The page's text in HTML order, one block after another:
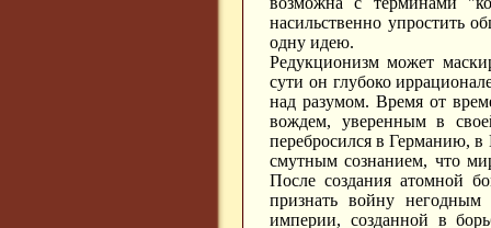
насильственно упростить
одну идею.
Редукционизм может
сути он глубоко
над разумом. Время от
вождем, уверенным в
перебросился в Германию, в
смутным сознанием, что
После создания атомной
признать войну
империи, созданной в